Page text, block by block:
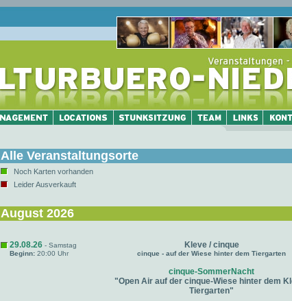
Alle Veranstaltungsorte
Noch Karten vorhanden
Leider Ausverkauft
August 2026
29.08.26 - Samstag
Beginn: 20:00 Uhr
Kleve / cinque
cinque - auf der Wiese hinter dem Tiergarten
cinque-SommerNacht
"Open Air auf der cinque-Wiese hinter dem
Tiergarten"